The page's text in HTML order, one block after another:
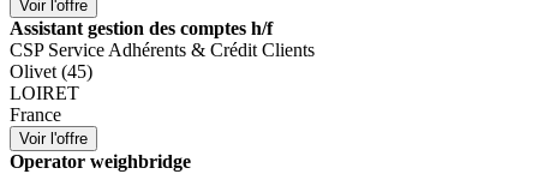
Assistant gestion des comptes h/f
CSP Service Adhérents & Crédit Clients
Olivet (45)
LOIRET
France
Operator weighbridge